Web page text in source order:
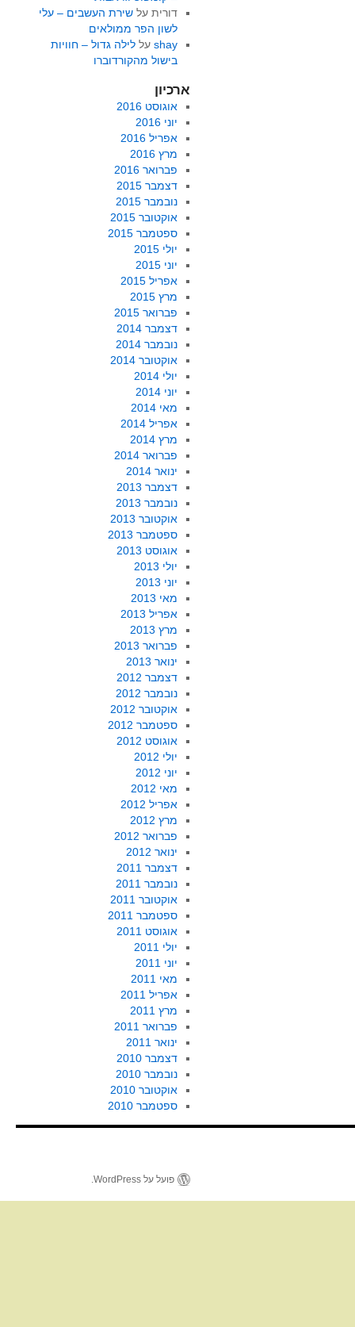
דוריתעל שירת העשבים – עלי
לשון הפר ממולאים
shayעל לילה גדול – חוויות
בישול מהקורדוברו
ארכיון
אוגוסט 2016
יוני 2016
אפריל 2016
מרץ 2016
פברואר 2016
דצמבר 2015
נובמבר 2015
אוקטובר 2015
ספטמבר 2015
יולי 2015
יוני 2015
אפריל 2015
מרץ 2015
פברואר 2015
דצמבר 2014
נובמבר 2014
אוקטובר 2014
יולי 2014
יוני 2014
מאי 2014
אפריל 2014
מרץ 2014
פברואר 2014
ינואר 2014
דצמבר 2013
נובמבר 2013
אוקטובר 2013
ספטמבר 2013
אוגוסט 2013
יולי 2013
יוני 2013
מאי 2013
אפריל 2013
מרץ 2013
פברואר 2013
ינואר 2013
דצמבר 2012
נובמבר 2012
אוקטובר 2012
ספטמבר 2012
אוגוסט 2012
יולי 2012
יוני 2012
מאי 2012
אפריל 2012
מרץ 2012
פברואר 2012
ינואר 2012
דצמבר 2011
נובמבר 2011
אוקטובר 2011
ספטמבר 2011
אוגוסט 2011
יולי 2011
יוני 2011
מאי 2011
אפריל 2011
מרץ 2011
פברואר 2011
ינואר 2011
דצמבר 2010
נובמבר 2010
אוקטובר 2010
ספטמבר 2010
פועל על WordPress.